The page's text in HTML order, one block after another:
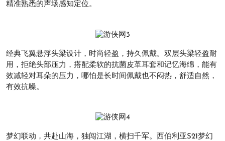
精准熟悉的声场感知定位。
经典飞翼悬浮头梁设计，时尚轻盈，持久佩戴。双层头梁轻盈耐
用，拒绝头部压力，搭配柔软的抗菌皮革耳套和记忆海绵，能有
效减轻对耳朵的压力，哪怕是长时间佩戴也不闷热，舒适自然，
有效抗噪。
梦幻联动，共赴山海，独闯江湖，横扫千军。西伯利亚S21梦幻